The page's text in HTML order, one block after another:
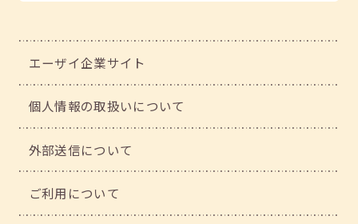
エーザイ企業サイト
個人情報の取扱いについて
外部送信について
ご利用について